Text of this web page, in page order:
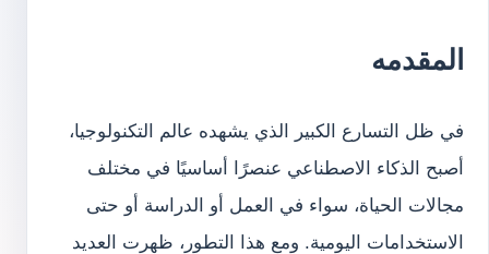
المقدمه
في ظل التسارع الكبير الذي يشهده عالم التكنولوجيا،
أصبح الذكاء الاصطناعي عنصرًا أساسيًا في مختلف
مجالات الحياة، سواء في العمل أو الدراسة أو حتى
الاستخدامات اليومية. ومع هذا التطور، ظهرت العديد